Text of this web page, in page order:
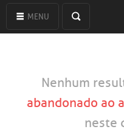
MENU
Nenhum
abandonado ao
neste